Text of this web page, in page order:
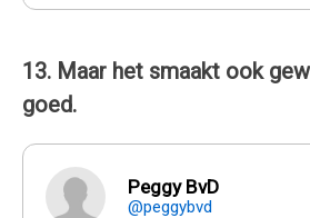
13. Maar het smaakt ook
goed.
Peggy BvD
@peggybvd